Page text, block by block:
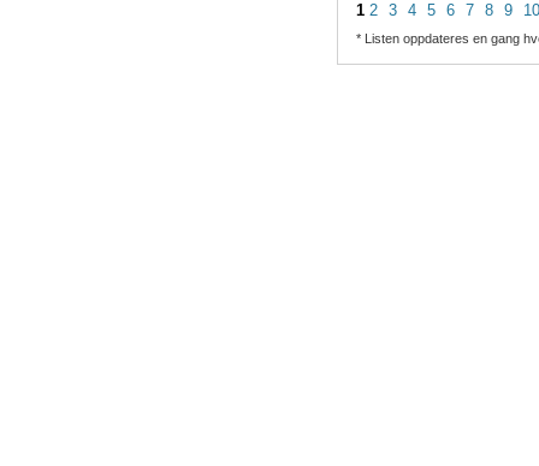
1 2 3 4 5 6 7 8 9 10
* Listen oppdateres en gang